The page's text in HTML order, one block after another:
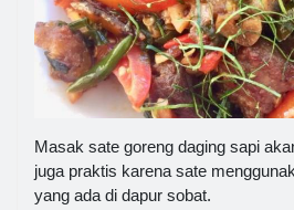
Masak sate goreng daging sapi
juga praktis karena sate
yang ada di dapur sobat.